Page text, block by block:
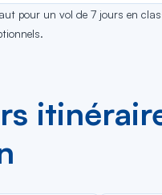
pour un vol de 7 jours en